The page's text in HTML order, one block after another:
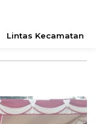
Lintas Kecamatan